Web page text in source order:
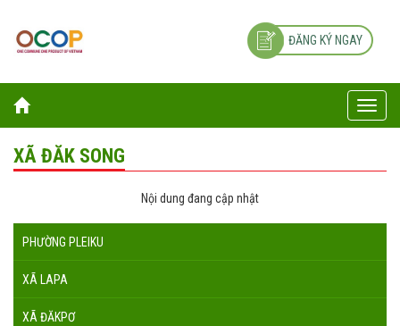
ĐĂNG KÝ NGAY
Toggle
XÃ ĐĂK SONG
Nội dung đang cập nhật
PHƯỜNG PLEIKU
XÃ LAPA
XÃ ĐĂKPƠ